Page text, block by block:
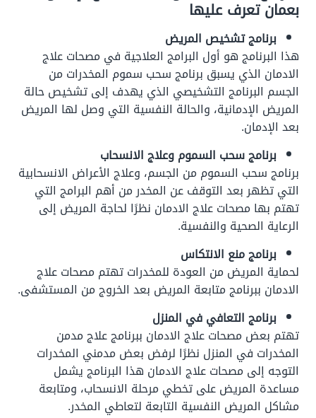
بعمان تعرف عليها
برنامج تشخيص المريض
هذا البرنامج هو أول البرامج العلاجية في مصحات علاج
الادمان الذي يسبق برنامج سحب سموم المخدرات من
الجسم البرنامج التشخيصي الذي يهدف إلى تشخيص حالة
المريض الإدمانية، والحالة النفسية التي وصل لها المريض
بعد الإدمان.
برنامج سحب السموم وعلاج الانسحاب
برنامج سحب السموم من الجسم، وعلاج الأعراض الانسحابية
التي تظهر بعد التوقف عن المخدر من أهم البرامج التي
تهتم بها مصحات علاج الادمان نظرًا لحاجة المريض إلى
الرعاية الصحية والنفسية.
برنامج منع الانتكاس
لحماية المريض من العودة للمخدرات تهتم مصحات علاج
الادمان ببرنامج متابعة المريض بعد الخروج من المستشفى.
برنامج التعافي في المنزل
تهتم بعض مصحات علاج الادمان ببرنامج علاج مدمن
المخدرات في المنزل نظرًا لرفض بعض مدمني المخدرات
التوجه إلى مصحات علاج الادمان هذا البرنامج يشمل
مساعدة المريض على تخطي مرحلة الانسحاب، ومتابعة
مشاكل المريض النفسية التابعة لتعاطي المخدر.